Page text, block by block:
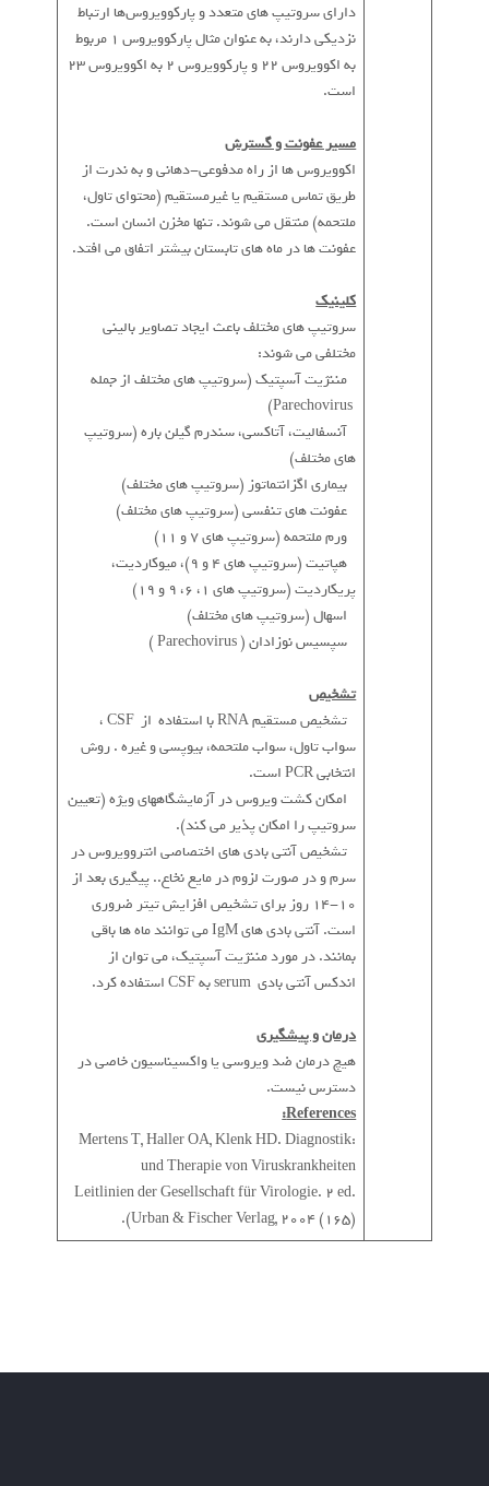
دارای سروتیپ های متعدد و پارکوویروس‌ها ارتباط
نزدیکی دارند، به عنوان مثال پارکوویروس 1 مربوط
به اکوویروس 22 و پارکوویروس 2 به اکوویروس 23
است.
مسیر عفونت و گسترش
اکوویروس ها از راه مدفوعی-دهانی و به ندرت از
طریق تماس مستقیم یا غیرمستقیم (محتوای تاول،
ملتحمه) منتقل می شوند. تنها مخزن انسان است.
عفونت ها در ماه های تابستان بیشتر اتفاق می افتد.
کلینیک
سروتیپ های مختلف باعث ایجاد تصاویر بالینی
مختلفی می شوند:
* مننژیت آسپتیک (سروتیپ های مختلف از جمله
* آنسفالیت، آتاکسی، سندرم گیلن باره (سروتیپ
های مختلف)
* بیماری اگزانتماتوز (سروتیپ های مختلف)
* عفونت های تنفسی (سروتیپ های مختلف)
* ورم ملتحمه (سروتیپ های 7 و 11)
* هپاتیت (سروتیپ های 4 و 9)، میوکاردیت،
پریکاردیت (سروتیپ های 1، 6، 9 و 19)
* اسهال (سروتیپ های مختلف)
* سپسیس نوزادان ( Parechovirus )
تشخیص
* تشخیص مستقیم RNA با استفاده از CSF ،
سواب تاول، سواب ملتحمه، بیوپسی و غیره . روش
انتخابی PCR است.
* امکان کشت ویروس در آزمایشگاههای ویژه (تعیین
سروتیپ را امکان پذیر می کند).
* تشخیص آنتی بادی های اختصاصی انتروویروس در
سرم و در صورت لزوم در مایع نخاع.. پیگیری بعد از
10-14 روز برای تشخیص افزایش تیتر ضروری
است. آنتی بادی های IgM می توانند ماه ها باقی
بمانند. در مورد مننژیت آسپتیک، می توان از
اندکس آنتی بادی serum به CSF استفاده کرد.
درمان و پیشگیری
هیچ درمان ضد ویروسی یا واکسیناسیون خاصی در
دسترس نیست.
References:
:Mertens T, Haller OA, Klenk HD. Diagnostik
und Therapie von Viruskrankheiten
Leitlinien der Gesellschaft für Virologie. 2 ed.
Urban & Fischer Verlag, 2004 (165)).